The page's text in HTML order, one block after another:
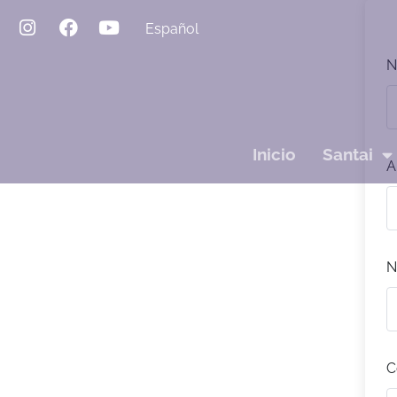
Español
Inicio Santai